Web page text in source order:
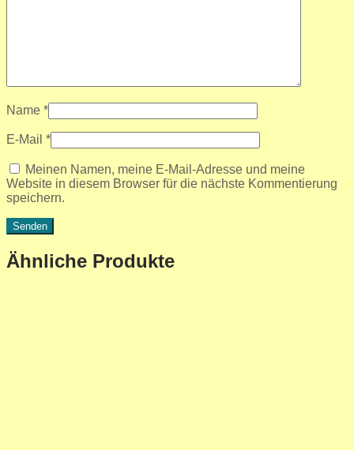
Name *
E-Mail *
Meinen Namen, meine E-Mail-Adresse und meine
Website in diesem Browser für die nächste Kommentierung
speichern.
Ähnliche Produkte